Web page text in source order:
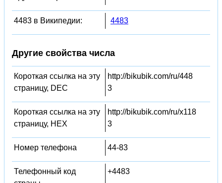
4483 в Википедии: 4483
Другие свойства числа
Короткая ссылка на эту
страницу, DEC
http://bikubik.com/ru/448
3
Короткая ссылка на эту
страницу, HEX
http://bikubik.com/ru/x118
3
Номер телефона 44-83
Телефонный код
+4483